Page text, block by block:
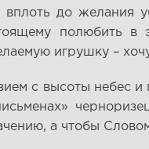
до желания
полюбить в
игрушку –
с высоты небес
а чтобы